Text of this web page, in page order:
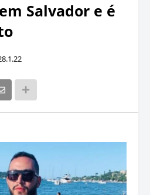
Salvador e é